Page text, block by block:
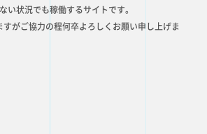
い状況でも稼働するサイトです。
すがご協力の程何卒よろしくお願い申し上げま